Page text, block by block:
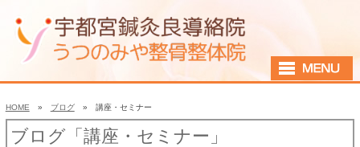
HOME » ブログ» 講座・セミナー
ブログ「講座・セミナー」